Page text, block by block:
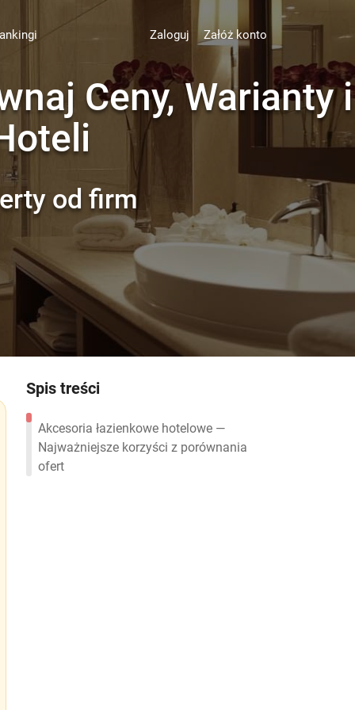
Zaloguj Załóż konto
Ceny, Warianty i
od firm
Spis treści
Akcesoria łazienkowe hotelowe —
Najważniejsze korzyści z porównania
ofert